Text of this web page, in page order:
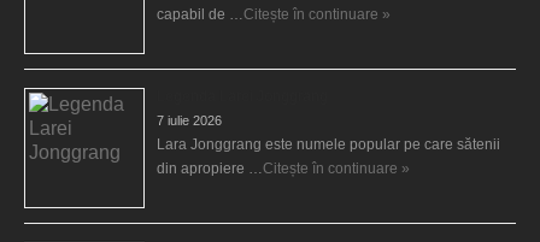
capabil de …Citește în continuare »
7 iulie 2026
Lara Jonggrang este numele popular pe care sătenii
din apropiere …Citește în continuare »